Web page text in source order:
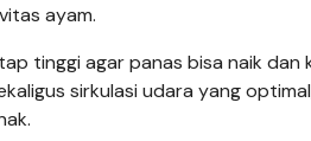
ayam.
tinggi agar panas bisa naik
sirkulasi udara yang